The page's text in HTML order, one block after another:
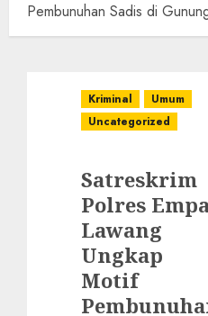
Pembunuhan Sadis di
Kriminal
Umum
Uncategorized
‎Satreskrim
Polres
Lawang
Ungkap
Motif